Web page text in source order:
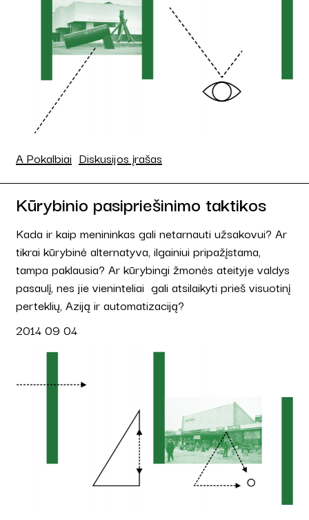
A Pokalbiai Diskusijos įrašas
Kūrybinio pasipriešinimo taktikos
Kada ir kaip menininkas gali netarnauti užsakovui? Ar
tikrai kūrybinė alternatyva, ilgainiui pripažįstama,
tampa paklausia? Ar kūrybingi žmonės ateityje valdys
pasaulį, nes jie vieninteliai gali atsilaikyti prieš visuotinį
perteklių, Aziją ir automatizaciją?
2014 09 04